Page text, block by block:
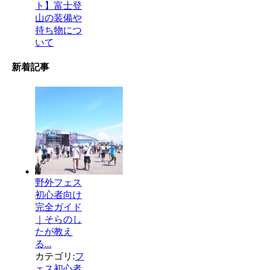
ト】富士登
山の装備や
持ち物につ
いて
新着記事
野外フェス
初心者向け
完全ガイド
｜そらのし
たが教え
る...
カテゴリ:フ